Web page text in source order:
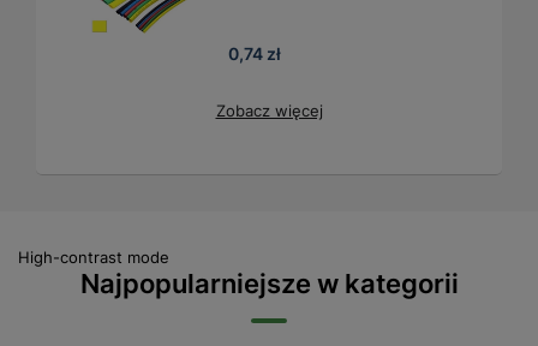
0,74 zł
Zobacz więcej
High-contrast mode
Najpopularniejsze w kategorii